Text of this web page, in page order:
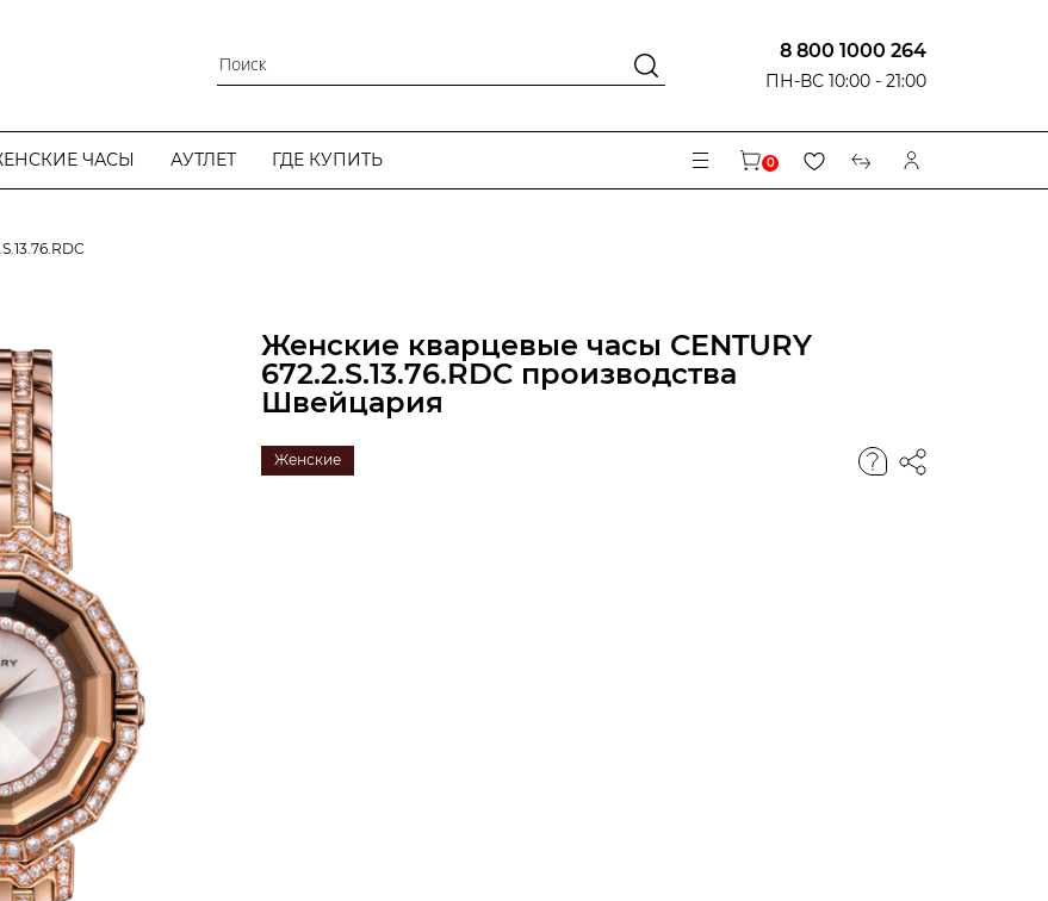
8 800 1000 264
ПН-ВС 10:00 - 21:00
ЧАСЫ АУТЛЕТ ГДЕ КУПИТЬ 0
Женские кварцевые часы CENTURY
672.2.S.13.76.RDC производства
Швейцария
Женские